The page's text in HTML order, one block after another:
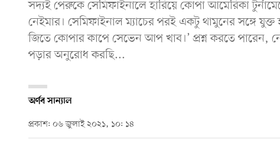
সদ্যই পেরুকে সেমিফাইনালে হারিয়ে কোপা আমেরিকা
নেইমার। সেমিফাইনাল ম্যাচের পরই একটু থামুনের সঙ্গে
জিতে কোপার কাপে সেভেন আপ খাব।’ প্রশ্ন করতে পারেন,
পড়ার অনুরোধ করছি...
অর্ণব সান্যাল
প্রকাশ: ০৬ জুলাই ২০২১, ১০: ১৪